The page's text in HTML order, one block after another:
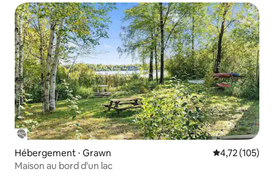
Hébergement ⋅ Grawn Évaluation
4,72 (105)
Maison au bord d'un lac